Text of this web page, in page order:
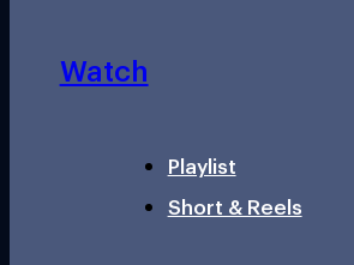
Watch
Playlist
Short & Reels